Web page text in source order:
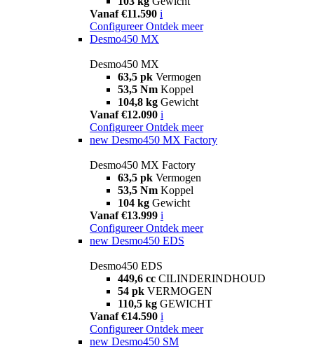
Vanaf €11.590 i
Configureer Ontdek meer
Desmo450 MX
Desmo450 MX
63,5 pk Vermogen
53,5 Nm Koppel
104,8 kg Gewicht
Vanaf €12.090 i
Configureer Ontdek meer
new Desmo450 MX Factory
Desmo450 MX Factory
63,5 pk Vermogen
53,5 Nm Koppel
104 kg Gewicht
Vanaf €13.999 i
Configureer Ontdek meer
new Desmo450 EDS
Desmo450 EDS
449,6 cc CILINDERINDHOUD
54 pk VERMOGEN
110,5 kg GEWICHT
Vanaf €14.590 i
Configureer Ontdek meer
new Desmo450 SM